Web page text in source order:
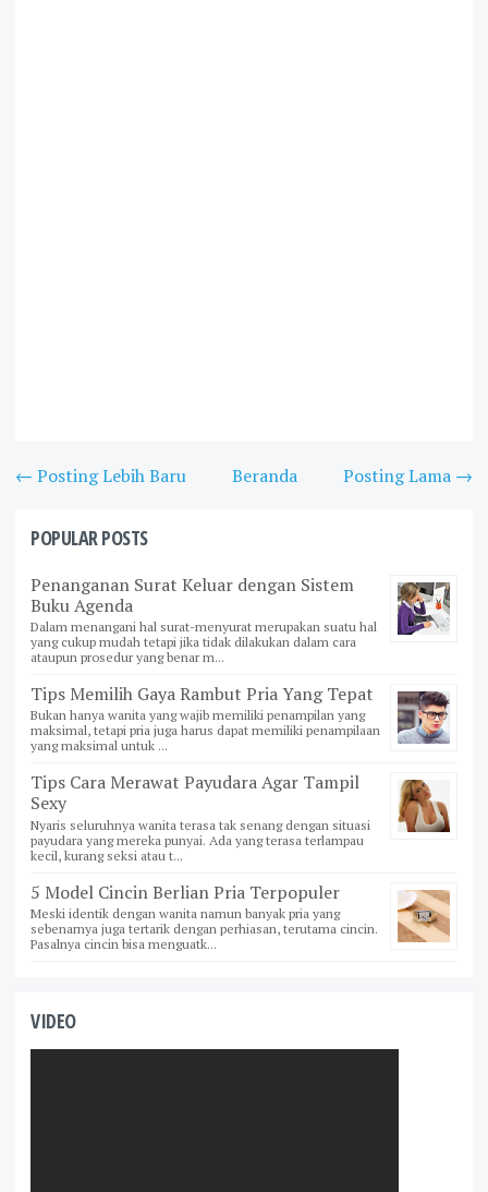
← Posting Lebih Baru Posting Lama →
Beranda
POPULAR POSTS
Penanganan Surat Keluar dengan Sistem
Buku Agenda
Dalam menangani hal surat-menyurat merupakan suatu hal
yang cukup mudah tetapi jika tidak dilakukan dalam cara
ataupun prosedur yang benar m...
Tips Memilih Gaya Rambut Pria Yang Tepat
Bukan hanya wanita yang wajib memiliki penampilan yang
maksimal, tetapi pria juga harus dapat memiliki penampilaan
yang maksimal untuk ...
Tips Cara Merawat Payudara Agar Tampil
Sexy
Nyaris seluruhnya wanita terasa tak senang dengan situasi
payudara yang mereka punyai. Ada yang terasa terlampau
kecil, kurang seksi atau t...
5 Model Cincin Berlian Pria Terpopuler
Meski identik dengan wanita namun banyak pria yang
sebenarnya juga tertarik dengan perhiasan, terutama cincin.
Pasalnya cincin bisa menguatk...
VIDEO